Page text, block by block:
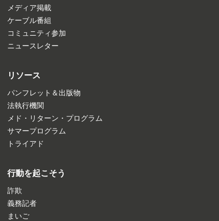
メディア掲載
ケーブル番組
コミュニティ参加
ニュースレター
リソース
パンフレット＆出版物
法執行機関
メド・リターン・プログラム
サマープログラム
トライアド
行動を起こそう
詐欺
義務記者
まいご